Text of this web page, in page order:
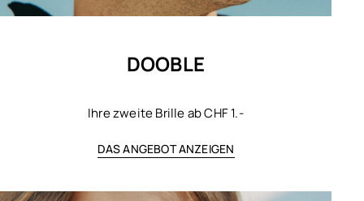
DOOBLE
Ihre zweite Brille ab CHF 1.-
DAS ANGEBOT ANZEIGEN